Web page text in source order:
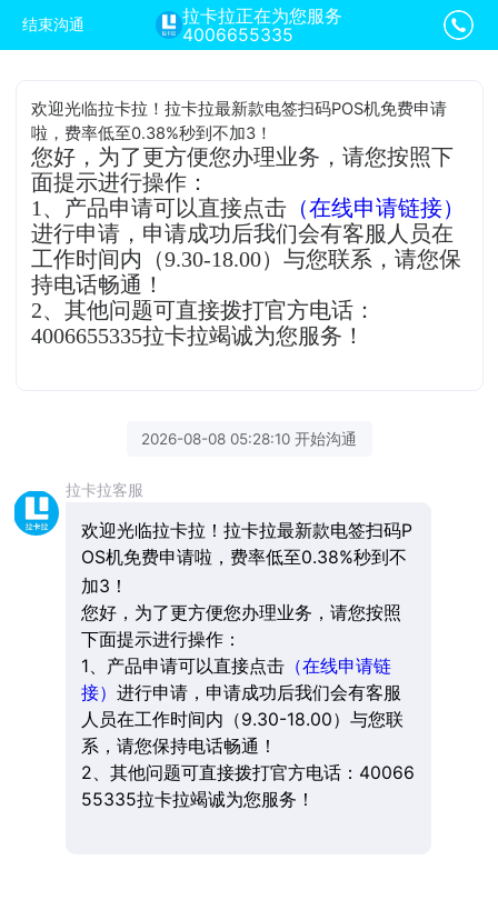
结束沟通
拉卡拉正在为您服务
4006655335
欢迎光临拉卡拉！拉卡拉最新款电签扫码POS机免费申请
啦，费率低至0.38%秒到不加3！
您好，为了更方便您办理业务，请您按照下
面提示进行操作：
1、产品申请可以直接点击 （在线申请链接）
进行申请，申请成功后我们会有客服人员在
工作时间内（9.30-18.00）与您联系，请您保
持电话畅通！
2、其他问题可直接拨打官方电话：
4006655335拉卡拉竭诚为您服务！
2026-08-08 05:28:10 开始沟通
拉卡拉客服
欢迎光临拉卡拉！拉卡拉最新款电签扫码P
OS机免费申请啦，费率低至0.38%秒到不
加3！
您好，为了更方便您办理业务，请您按照
下面提示进行操作：
1、产品申请可以直接点击（在线申请链
接） 进行申请，申请成功后我们会有客服
人员在工作时间内（9.30-18.00）与您联
系，请您保持电话畅通！
2、其他问题可直接拨打官方电话：40066
55335拉卡拉竭诚为您服务！